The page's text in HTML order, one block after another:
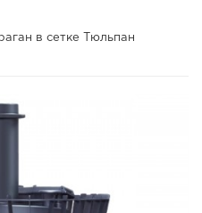
в сетке Тюльпан